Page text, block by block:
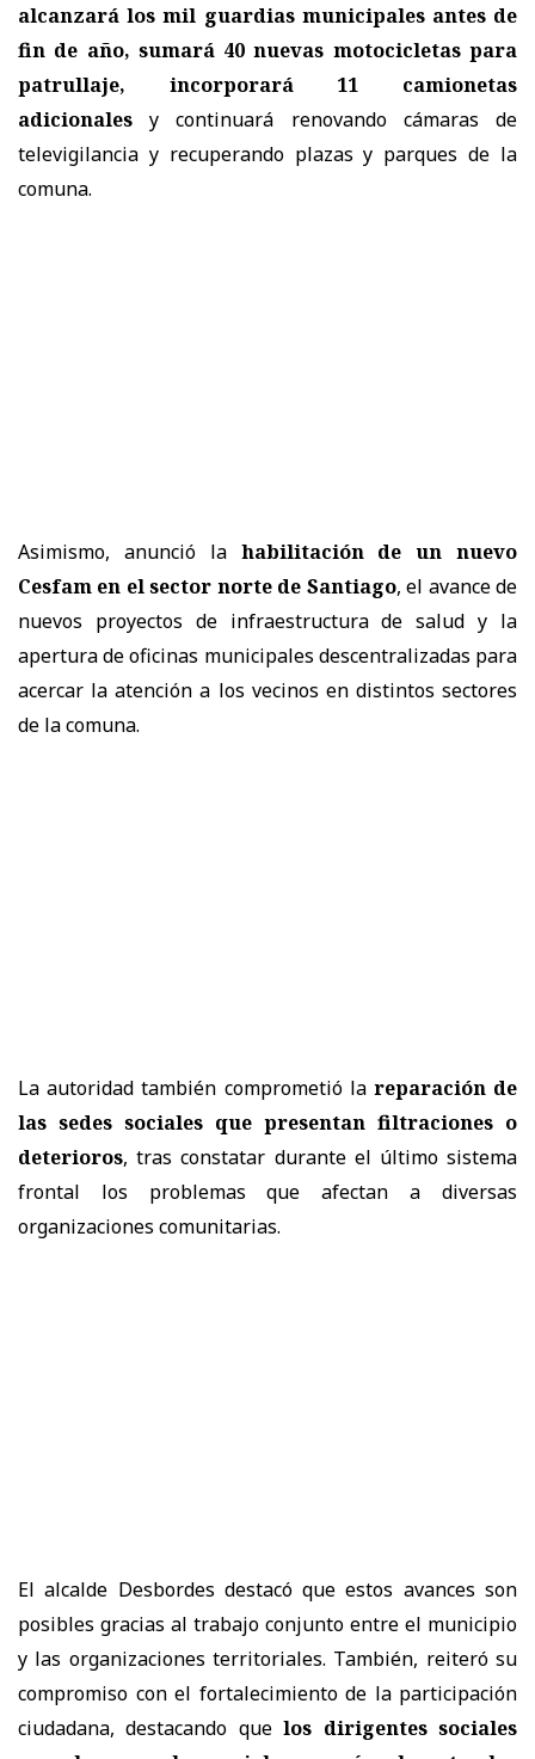
alcanzará los mil guardias municipales antes de
fin de año, sumará 40 nuevas motocicletas para
patrullaje, incorporará 11 camionetas
adicionales y continuará renovando cámaras de
televigilancia y recuperando plazas y parques de la
comuna.
Asimismo, anunció la habilitación de un nuevo
Cesfam en el sector norte de Santiago, el avance de
nuevos proyectos de infraestructura de salud y la
apertura de oficinas municipales descentralizadas para
acercar la atención a los vecinos en distintos sectores
de la comuna.
La autoridad también comprometió la reparación de
las sedes sociales que presentan filtraciones o
deterioros, tras constatar durante el último sistema
frontal los problemas que afectan a diversas
organizaciones comunitarias.
El alcalde Desbordes destacó que estos avances son
posibles gracias al trabajo conjunto entre el municipio
y las organizaciones territoriales. También, reiteró su
compromiso con el fortalecimiento de la participación
ciudadana, destacando quelos dirigentes sociales